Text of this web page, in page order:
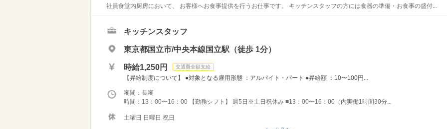
社員食堂内厨房において、 お客様へお食事提供を行うお仕事です。 キッチンスタッフの方には食器の準備・お食事の盛付...
キッチンスタッフ
東京都国立市/中央本線国立駅（徒歩 1分）
時給1,250円 交通費全額支給
【昇給制度について】 ●対象となる雇用形態 ：アルバイト・パート ●昇給額 ：10〜100円...
期間：長期
時間：13：00〜16：00 【勤務シフト】 週5日※土日祝休み ■13：00〜16：00（内実働1時間30分...
土曜日 日曜日 祝日